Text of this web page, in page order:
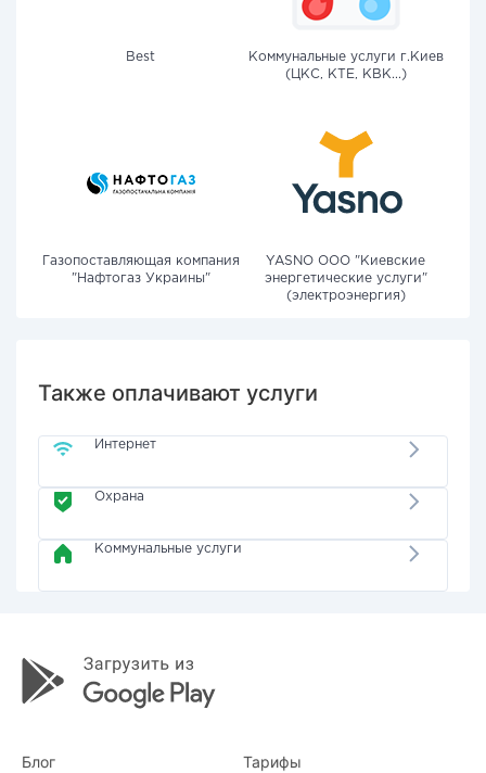
Best
Коммунальные услуги г.Киев
(ЦКС, КТЕ, КВК...)
Газопоставляющая компания
"Нафтогаз Украины"
YASNO OOO "Киевские
энергетические услуги"
(электроэнергия)
Также оплачивают услуги
Интернет
Охрана
Коммунальные услуги
Блог Тарифы